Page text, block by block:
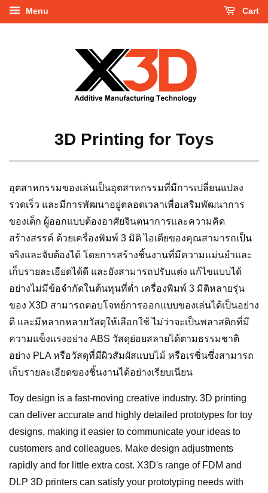
Menu Cart
3D Printing for Toys
อุตสาหกรรมของเล่นเป็นอุตสาหกรรมที่มีการเปลี่ยนแปลง
รวดเร็ว และมีการพัฒนาอยู่ตลอดเวลาเพื่อเสริมพัฒนาการ
ของเด็ก ผู้ออกแบบต้องอาศัยจินตนาการและความคิด
สร้างสรรค์ ด้วยเครื่องพิมพ์ 3 มิติ ไอเดียของคุณสามารถเป็น
จริงและจับต้องได้ โดยการสร้างชิ้นงานที่มีความแม่นยำและ
เก็บรายละเอียดได้ดี และยังสามารถปรับแต่ง แก้ไขแบบได้
อย่างไม่มีข้อจำกัดในต้นทุนที่ต่ำ เครื่องพิมพ์ 3 มิติหลายรุ่น
ของ X3D สามารถตอบโจทย์การออกแบบของเล่นได้เป็นอย่าง
ดี และมีหลากหลายวัสดุให้เลือกใช้ ไม่ว่าจะเป็นพลาสติกที่มี
ความแข็งแรงอย่าง ABS วัสดุย่อยสลายได้ตามธรรมชาติ
อย่าง PLA หรือวัสดุที่มีผิวสัมผัสแบบไม้ หรือเรซิ่นซึ่งสามารถ
เก็บรายละเอียดของชิ้นงานได้อย่างเรียบเนียน
Toy design is a fast-moving creative industry. 3D printing
can deliver accurate and highly detailed prototypes for toy
designs, making it easier to communicate your ideas to
customers and colleagues. Make design adjustments
rapidly and for little extra cost. X3D's range of FDM and
DLP 3D printers can satisfy your prototyping needs with